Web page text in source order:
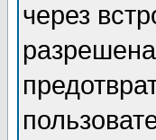
через